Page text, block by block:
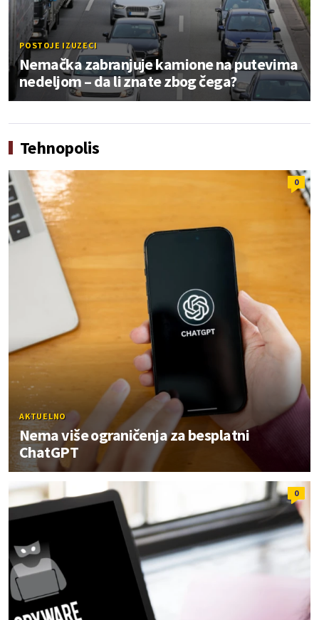
POSTOJE IZUZECI
Nemačka zabranjuje kamione na putevima
nedeljom – da li znate zbog čega?
Tehnopolis
0
AKTUELNO
Nema više ograničenja za besplatni
ChatGPT
0